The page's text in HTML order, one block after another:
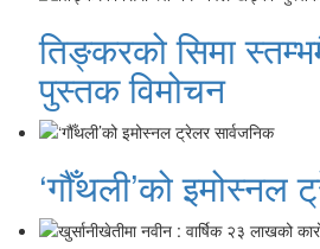
तिङ्करको सिमा
पुस्तक विमोचन
‘गौँथली’को इमोस्नल